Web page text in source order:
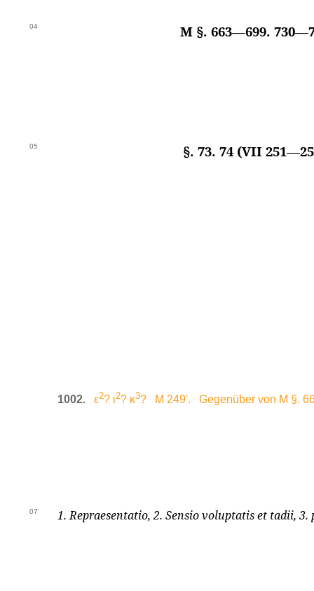
04 M §. 663—699.
05 §. 73. 74 (VII
1002. ε2? ι2? κ3? M 249'. Gegenüber von M §.
07 1. Repraesentatio, 2. Sensio voluptatis et tadii,